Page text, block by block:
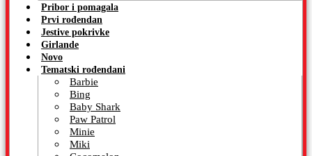
Pribor i pomagala
Prvi rođendan
Jestive pokrivke
Girlande
Novo
Tematski rođendani
Barbie
Bing
Baby Shark
Paw Patrol
Minie
Miki